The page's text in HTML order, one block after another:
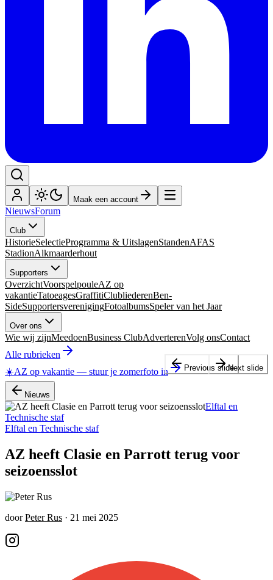
Maak een account
NieuwsForum
Club
HistorieSelectieProgramma & UitslagenStandenAFAS
StadionAlkmaarderhout
Supporters
OverzichtVoorspelpouleAZ op
vakantieTatoeagesGraffitiClubliederenBen-
SideSupportersverenigingFotoalbumsSpeler van het Jaar
Over ons
Wie wij zijnMeedoenBusiness ClubAdverterenVolg onsContact
Alle rubrieken
☀️AZ op vakantie — stuur je zomerfoto in
Nieuws
Elftal en
Technische staf
Elftal en Technische staf
AZ heeft Clasie en Parrott terug voor
seizoensslot
door Peter Rus · 21 mei 2025
Previous slideNext slide